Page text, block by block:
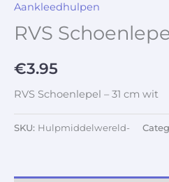
Aankleedhulpen
RVS
€3.95
RVS Schoenlepel – 31 cm wit
SKU: Hulpmiddelwereld-